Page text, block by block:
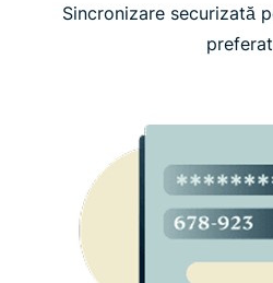
Sincronizare securizată